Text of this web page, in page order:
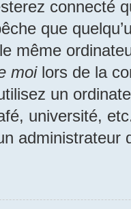
connecté
que
même
moilors de la
un
université,